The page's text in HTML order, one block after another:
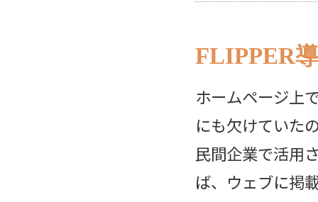
FLIPPER
ホームページ上
にも欠けていた
民間企業で活用
ば、ウェブに掲